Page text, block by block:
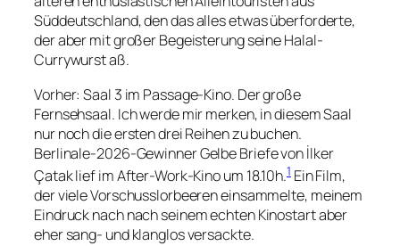
Süddeutschland, den das alles etwas überforderte,
der aber mit großer Begeisterung seine Halal-
Currywurst aß.
Vorher: Saal 3 im Passage-Kino. Der große
Fernsehsaal. Ich werde mir merken, in diesem Saal
nur noch die ersten drei Reihen zu buchen.
Berlinale-2026-GewinnerGelbe Briefevon İlker
Çatak lief im After-Work-Kino um 18.10h.1Ein Film,
der viele Vorschusslorbeeren einsammelte, meinem
Eindruck nach nach seinem echten Kinostart aber
eher sang- und klanglos versackte.